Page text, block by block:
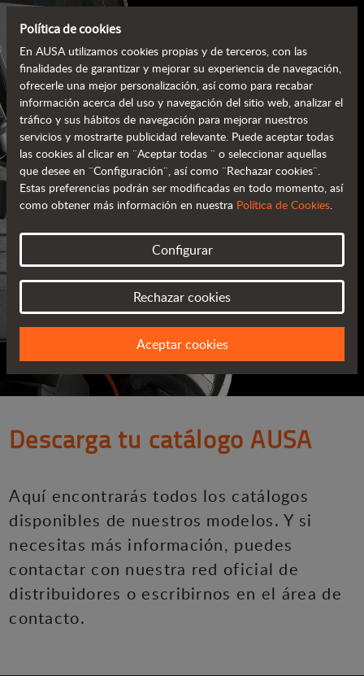
CATÁLOGOS AUSA
TODA LA INFORMACIÓN EN TU MANO
Descarga tu catálogo AUSA
Aquí encontrarás todos los catálogos
disponibles de nuestros modelos. Y si
necesitas más información, puedes
contactar con nuestra red oficial de
distribuidores o escribirnos en el área de
contacto.
Política de cookies
En AUSA utilizamos cookies propias y de terceros, con las
finalidades de garantizar y mejorar su experiencia de navegación,
ofrecerle una mejor personalización, así como para recabar
información acerca del uso y navegación del sitio web, analizar el
tráfico y sus hábitos de navegación para mejorar nuestros
servicios y mostrarte publicidad relevante. Puede aceptar todas
las cookies al clicar en ¨Aceptar todas ¨ o seleccionar aquellas
que desee en ¨Configuración¨, así como ¨Rechazar cookies¨.
Estas preferencias podrán ser modificadas en todo momento, así
como obtener más información en nuestra Política de Cookies.
Configurar
Rechazar cookies
Aceptar cookies